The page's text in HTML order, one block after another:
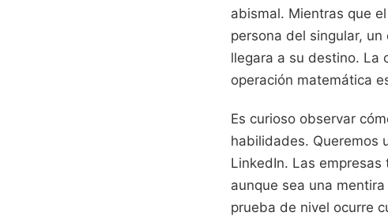
abismal. Mientras que
persona del singular,
llegara a su destino. La
operación matemática
Es curioso observar
habilidades. Queremos
LinkedIn. Las
aunque sea una
prueba de nivel ocurre